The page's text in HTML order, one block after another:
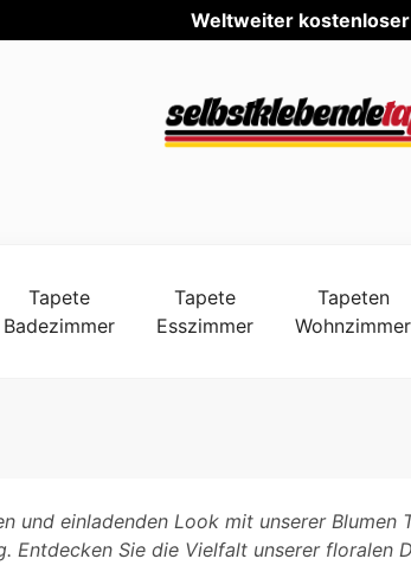
Weltwei
Tapete
Badezimmer
Tapete
Esszimmer
Tapeten
Wohnzimmer
und einladenden Look mit unserer
Entdecken Sie die Vielfalt unserer floralen